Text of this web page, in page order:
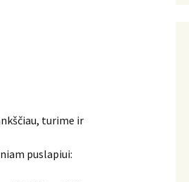
turime ir
puslapiui: